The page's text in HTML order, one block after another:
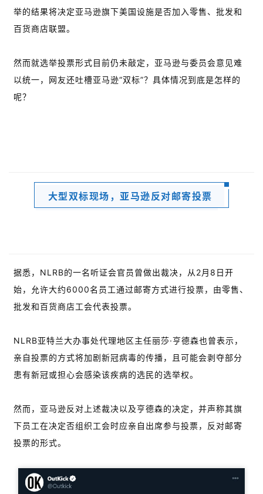
举的结果将决定亚马逊旗下美国设施是否加入零售、批发和
百货商店联盟。
然而就选举投票形式目前仍未敲定，亚马逊与委员会意见难
以统一，网友还吐槽亚马逊“双标”？具体情况到底是怎样的
呢？
大型双标现场，亚马逊反对邮寄投票
据悉，NLRB的一名听证会官员曾做出裁决，从2月8日开
始，允许大约6000名员工通过邮寄方式进行投票，由零售、
批发和百货商店工会代表投票。
NLRB亚特兰大办事处代理地区主任丽莎·亨德森也曾表示，
亲自投票的方式将加剧新冠病毒的传播，且可能会剥夺部分
患有新冠或担心会感染该疾病的选民的选举权。
然而，亚马逊反对上述裁决以及亨德森的决定，并声称其旗
下员工在决定否组织工会时应亲自出席参与投票，反对邮寄
投票的形式。